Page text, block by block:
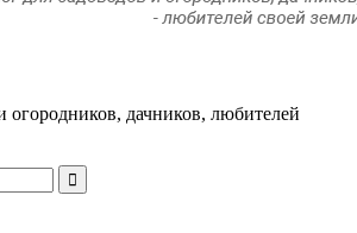
огородников, дачников, любителей